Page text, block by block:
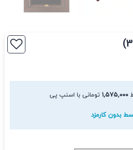
۱,۵۷۵,۰۰۰ تومانی با اسنپ پی
بدون کارمزد